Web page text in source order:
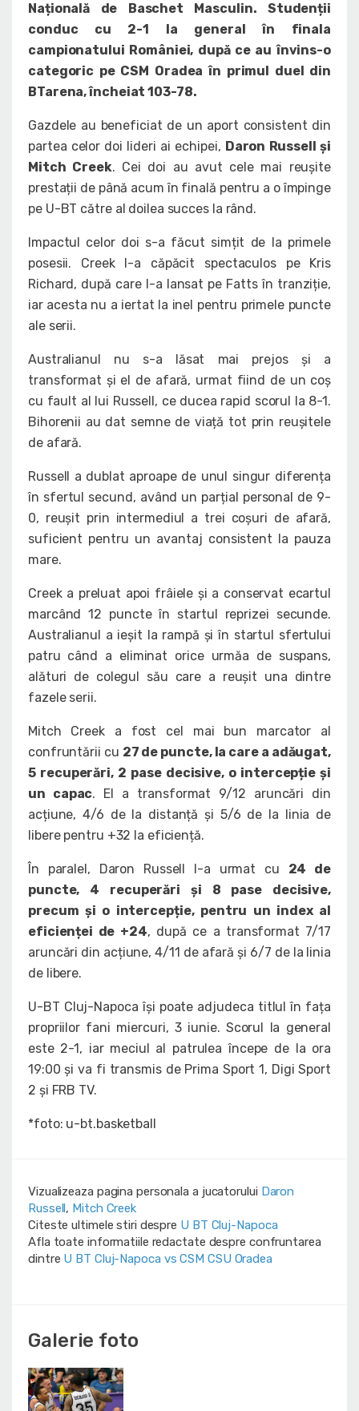
Națională de Baschet Masculin. Studenții
conduc cu 2-1 la general în finala
campionatului României, după ce au învins-o
categoric pe CSM Oradea în primul duel din
BTarena, încheiat 103-78.
Gazdele au beneficiat de un aport consistent din
partea celor doi lideri ai echipei, Daron Russell și
Mitch Creek. Cei doi au avut cele mai reușite
prestații de până acum în finală pentru a o împinge
pe U-BT către al doilea succes la rând.
Impactul celor doi s-a făcut simțit de la primele
posesii. Creek l-a căpăcit spectaculos pe Kris
Richard, după care l-a lansat pe Fatts în tranziție,
iar acesta nu a iertat la inel pentru primele puncte
ale serii.
Australianul nu s-a lăsat mai prejos și a
transformat și el de afară, urmat fiind de un coș
cu fault al lui Russell, ce ducea rapid scorul la 8-1.
Bihorenii au dat semne de viață tot prin reușitele
de afară.
Russell a dublat aproape de unul singur diferența
în sfertul secund, având un parțial personal de 9-
0, reușit prin intermediul a trei coșuri de afară,
suficient pentru un avantaj consistent la pauza
mare.
Creek a preluat apoi frâiele și a conservat ecartul
marcând 12 puncte în startul reprizei secunde.
Australianul a ieșit la rampă și în startul sfertului
patru când a eliminat orice urmăa de suspans,
alături de colegul său care a reușit una dintre
fazele serii.
Mitch Creek a fost cel mai bun marcator al
confruntării cu 27 de puncte, la care a adăugat,
5 recuperări, 2 pase decisive, o intercepție și
un capac. El a transformat 9/12 aruncări din
acțiune, 4/6 de la distanță și 5/6 de la linia de
libere pentru +32 la eficiență.
În paralel, Daron Russell l-a urmat cu 24 de
puncte, 4 recuperări și 8 pase decisive,
precum și o intercepție, pentru un index al
eficienței de +24, după ce a transformat 7/17
aruncări din acțiune, 4/11 de afară și 6/7 de la linia
de libere.
U-BT Cluj-Napoca își poate adjudeca titlul în fața
propriilor fani miercuri, 3 iunie. Scorul la general
este 2-1, iar meciul al patrulea începe de la ora
19:00 și va fi transmis de Prima Sport 1, Digi Sport
2 și FRB TV.
*foto: u-bt.basketball
Vizualizeaza pagina personala a jucatorului Daron
Russell, Mitch Creek
Citeste ultimele stiri despre U BT Cluj-Napoca
Afla toate informatiile redactate despre confruntarea
dintre U BT Cluj-Napoca vs CSM CSU Oradea
Galerie foto